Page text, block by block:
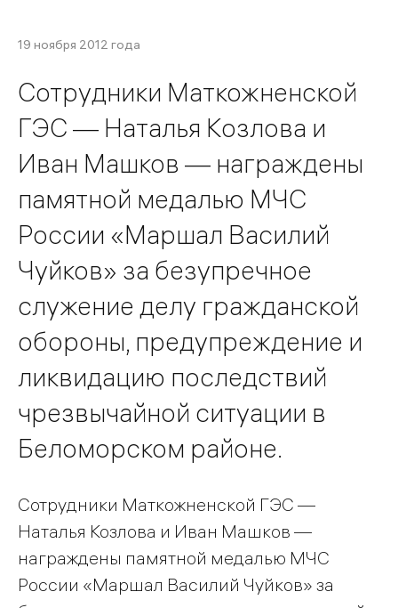
19 ноября 2012 года
Сотрудники Маткожненской
ГЭС — Наталья Козлова и
Иван Машков — награждены
памятной медалью МЧС
России «Маршал Василий
Чуйков» за безупречное
служение делу гражданской
обороны, предупреждение и
ликвидацию последствий
чрезвычайной ситуации в
Беломорском районе.
Сотрудники Маткожненской ГЭС —
Наталья Козлова и Иван Машков —
награждены памятной медалью МЧС
России «Маршал Василий Чуйков» за